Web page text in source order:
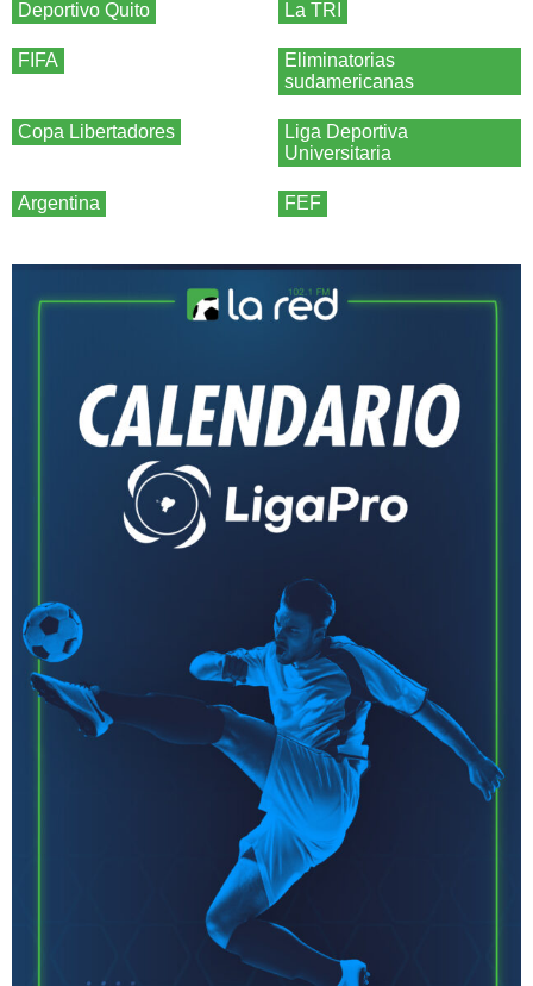
Deportivo Quito La TRI
FIFA
Eliminatorias
sudamericanas
Copa Libertadores
Liga Deportiva
Universitaria
Argentina FEF